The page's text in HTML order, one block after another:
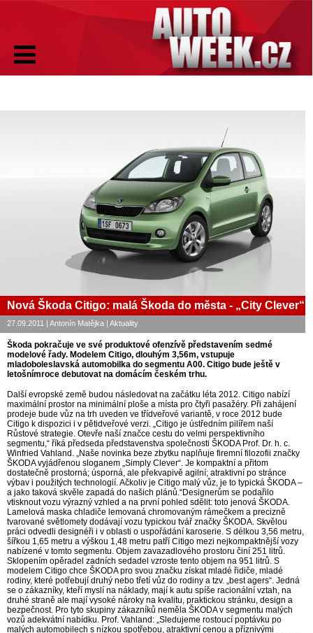
Nová Škoda Citigo: malá Škoda do města - „City Clever“
27.09.2011 | Antonín Matějka | Aktuality
Škoda pokračuje ve své produktové ofenzívě představením sedmé
modelové řady. Modelem Citigo, dlouhým 3,56m, vstupuje
mladoboleslavská automobilka do segmentu A00. Citigo bude ještě v
letošnímroce debutovat na domácím českém trhu.
Další evropské země budou následovat na začátku léta 2012. Citigo nabízí
maximální prostor na minimální ploše a místa pro čtyři pasažéry. Při zahájení
prodeje bude vůz na trh uveden ve třídveřové variantě, v roce 2012 bude
Citigo k dispozici i v pětidveřové verzi. „Citigo je ústředním pilířem naší
Růstové strategie. Otevře naší značce cestu do velmi perspektivního
segmentu,“ říká předseda představenstva společnosti ŠKODA Prof. Dr. h. c.
Winfried Vahland. „Naše novinka beze zbytku naplňuje firemní filozofii značky
ŠKODA vyjádřenou sloganem „Simply Clever“. Je kompaktní a přitom
dostatečně prostorná; úsporná, ale překvapivě agilní; atraktivní po stránce
výbav i použitých technologií. Ačkoliv je Citigo malý vůz, je to typická ŠKODA –
a jako taková skvěle zapadá do našich plánů.“Designerům se podařilo
vtisknout vozu výrazný vzhled a na první pohled sdělit: toto jenová ŠKODA.
Lamelová maska chladiče lemovaná chromovaným rámečkem a precizně
tvarované světlomety dodávají vozu typickou tvář značky ŠKODA. Skvělou
práci odvedli designéři i v oblasti o uspořádání karoserie. S délkou 3,56 metru,
šířkou 1,65 metru a výškou 1,48 metru patří Citigo mezi nejkompaktnější vozy
nabízené v tomto segmentu. Objem zavazadlového prostoru činí 251 litrů.
Sklopením opěradel zadních sedadel vzroste tento objem na 951 litrů. S
modelem Citigo chce ŠKODA pro svou značku získat mladé řidiče, mladé
rodiny, které potřebují druhý nebo třetí vůz do rodiny a tzv. „best agers“. Jedná
se o zákazníky, kteří myslí na náklady, mají k autu spíše racionální vztah, na
druhé straně ale mají vysoké nároky na kvalitu, praktickou stránku, design a
bezpečnost. Pro tyto skupiny zákazníků neměla ŠKODA v segmentu malých
vozů adekvátní nabídku. Prof. Vahland: „Sledujeme rostoucí poptávku po
malých automobilech s nízkou spotřebou, atraktivní cenou a příznivými